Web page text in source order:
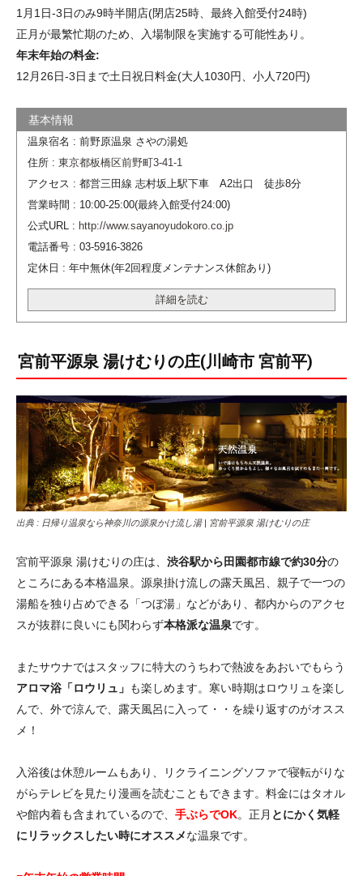
1月1日-3日のみ9時半開店(閉店25時、最終入館受付24時)
正月が最繁忙期のため、入場制限を実施する可能性あり。
年末年始の料金:
12月26日-3日まで土日祝日料金(大人1030円、小人720円)
温泉宿名 : 前野原温泉 さやの湯処
住所 : 東京都板橋区前野町3-41-1
アクセス : 都営三田線 志村坂上駅下車 A2出口 徒歩8分
営業時間 : 10:00-25:00(最終入館受付24:00)
公式URL : http://www.sayanoyudokoro.co.jp
電話番号 : 03-5916-3826
定休日 : 年中無休(年2回程度メンテナンス休館あり)
詳細を読む
宮前平源泉 湯けむりの庄(川崎市 宮前平)
出典 : 日帰り温泉なら神奈川の源泉かけ流し湯 | 宮前平源泉 湯けむりの庄
宮前平源泉 湯けむりの庄は、 渋谷駅から田園都市線で約30分の
ところにある本格温泉。源泉掛け流しの露天風呂、親子で一つの
湯船を独り占めできる「つぼ湯」などがあり、都内からのアクセ
スが抜群に良いにも関わらず本格派な温泉です。
またサウナではスタッフに特大のうちわで熱波をあおいでもらう
アロマ浴「ロウリュ」 も楽しめます。寒い時期はロウリュを楽し
んで、外で涼んで、露天風呂に入って・・を繰り返すのがオスス
メ！
入浴後は休憩ルームもあり、リクライニングソファで寝転がりな
がらテレビを見たり漫画を読むこともできます。料金にはタオル
や館内着も含まれているので、 手ぶらでOK。正月 とにかく気軽
にリラックスしたい時にオススメな温泉です。